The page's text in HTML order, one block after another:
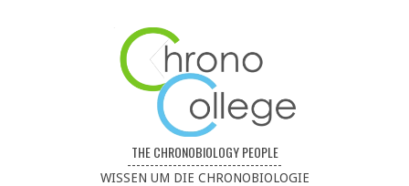
THE CHRONOBIOLOGY PEOPLE
----------------------------------
WISSEN UM DIE CHRONOBIOLOGIE